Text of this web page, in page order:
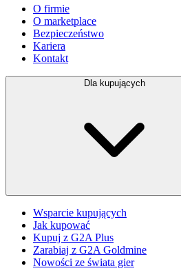
O firmie
O marketplace
Bezpieczeństwo
Kariera
Kontakt
Dla kupujących
Wsparcie kupujących
Jak kupować
Kupuj z G2A Plus
Zarabiaj z G2A Goldmine
Nowości ze świata gier